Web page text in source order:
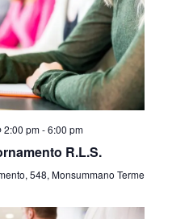
2:00 pm-6:00 pm
R.L.S.
548, Monsummano Terme